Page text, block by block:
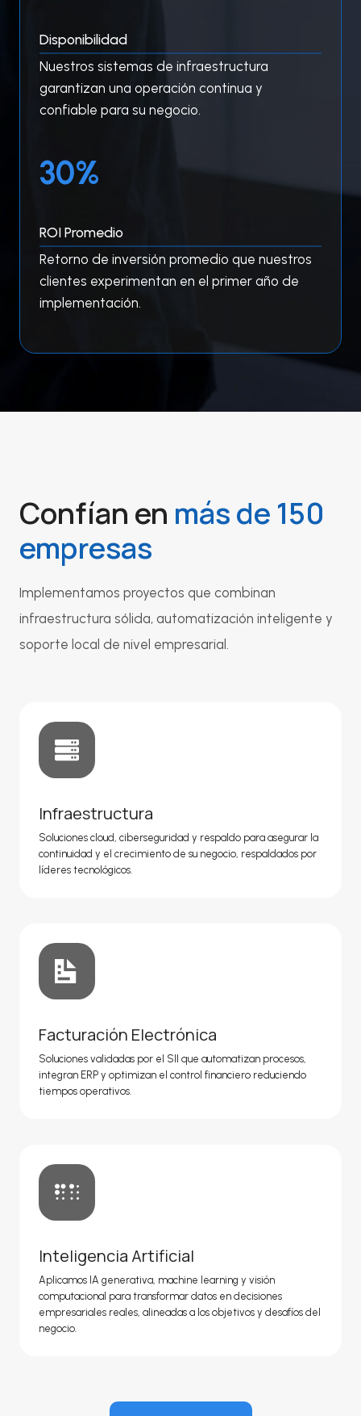
Disponibilidad
Nuestros sistemas de infraestructura
garantizan una operación continua y
confiable para su negocio.
3
0
30%
ROI Promedio
Retorno de inversión promedio que nuestros
clientes experimentan en el primer año de
implementación.
Confían en más de 150
empresas
Implementamos proyectos que combinan
infraestructura sólida, automatización inteligente y
soporte local de nivel empresarial.
Infraestructura
Soluciones cloud, ciberseguridad y respaldo para asegurar la
continuidad y el crecimiento de su negocio, respaldados por
líderes tecnológicos.
Facturación Electrónica
Soluciones validadas por el SII que automatizan procesos,
integran ERP y optimizan el control financiero reduciendo
tiempos operativos.
Inteligencia Artificial
Aplicamos IA generativa, machine learning y visión
computacional para transformar datos en decisiones
empresariales reales, alineadas a los objetivos y desafíos del
negocio.